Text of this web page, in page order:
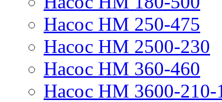
Насос НМ 250-475
Насос НМ 2500-230
Насос НМ 360-460
Насос НМ 3600-210-